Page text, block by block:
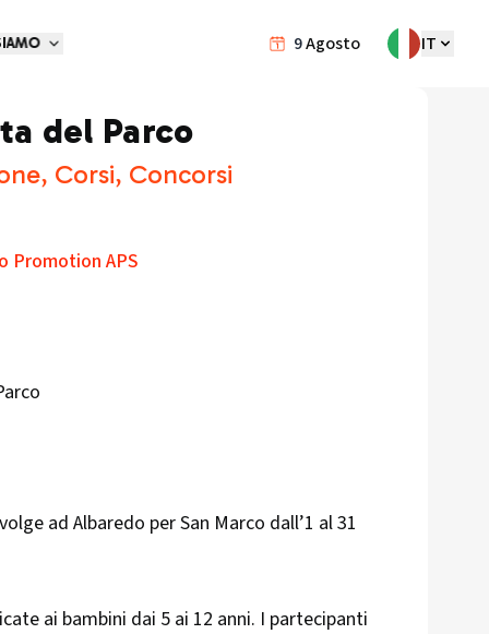
9Agosto IT
del Parco
Corsi, Concorsi
Promotion APS
ad Albaredo per San Marco dall’1 al 31
ai bambini dai 5 ai 12 anni. I partecipanti